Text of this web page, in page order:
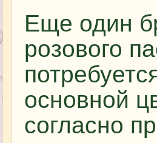
Еще один
розового
основной
согласно